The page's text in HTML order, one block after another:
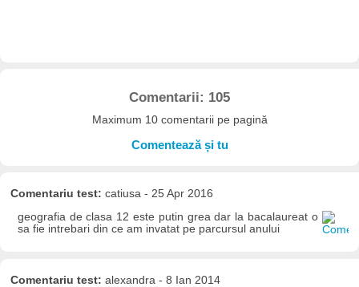
Comentarii: 105
Maximum 10 comentarii pe pagină
Comentează și tu
Comentariu test: catiusa - 25 Apr 2016
geografia de clasa 12 este putin grea dar la bacalaureat o
sa fie intrebari din ce am invatat pe parcursul anului
Comentariu test: alexandra - 8 Ian 2014